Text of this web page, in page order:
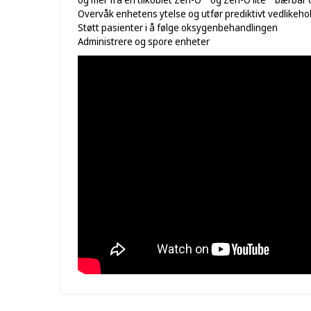
Overvåk enhetens ytelse og utfør prediktivt
Støtt pasienter i å følge oksygenbehandlingen
Administrere og spore enheter